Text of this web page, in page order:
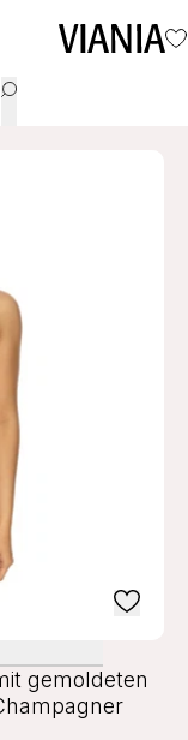
gemoldeten